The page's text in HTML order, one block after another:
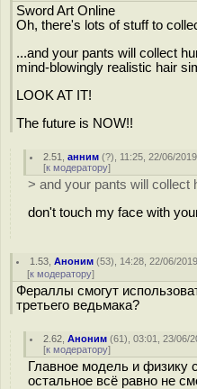
Sword Art Online
Oh, there's lots of stuff to
...and your pants will collect
mind-blowingly realistic hair
LOOK AT IT!
The future is NOW!!
2.51 ,анним (?), 11:25, 22/06/
[к модератору]
> and your pants will collect
don't touch my face with
1.53 ,Аноним (53), 14:28, 22/06/
[к модератору]
Фераллы смогут
третьего ведьмака?
2.62 ,Аноним (61), 03:01, 23/06/
[к модератору]
Главное модель и физику
остальное всё равно не